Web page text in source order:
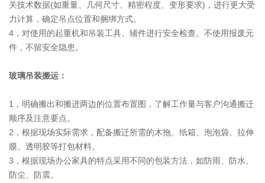
关技术数据(如重量、几何尺寸、精密程度、变形要求)，进行更大受
力计算，确定吊点位置和捆绑方式。
4，对使用的起重机和吊装工具、辅件进行安全检查。不使用报废元
件，不留安全隐患。
玻璃吊装搬运：
1，明确搬出和搬进两边的位置布置图，了解工作量与客户沟通搬迁
顺序及注意要点。
2，根据现场实际需求，配备搬迁所需的木拖、纸箱、泡泡袋、拉伸
膜、透明胶等打包材料。
3，根据现场办公家具的特点采用不同的包装方法，如防雨、防水、
防尘、防震。